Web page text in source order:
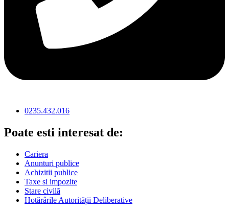
0235.432.016
Poate esti interesat de:
Cariera
Anunturi publice
Achizitii publice
Taxe si impozite
Stare civilă
Hotărârile Autorității Deliberative